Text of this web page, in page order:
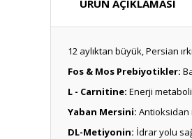
ÜRÜN AÇIKLAMASI
12 aylıktan büyük, Persian
Fos & Mos Prebiyotikler:
L - Carnitine: Enerji
Yaban Mersini: Antioksidan
DL-Metiyonin: İdrar yolu